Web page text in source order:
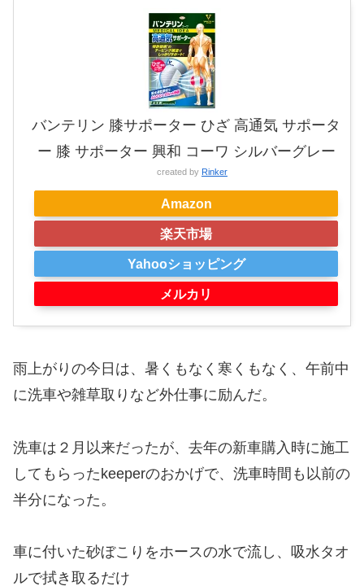
バンテリン 膝サポーター ひざ 高通気 サポータ
ー 膝 サポーター 興和 コーワ シルバーグレー
created by Rinker
Amazon
楽天市場
Yahooショッピング
メルカリ
雨上がりの今日は、暑くもなく寒くもなく、午前中
に洗車や雑草取りなど外仕事に励んだ。
洗車は２月以来だったが、去年の新車購入時に施工
してもらったkeeperのおかげで、洗車時間も以前の
半分になった。
車に付いた砂ぼこりをホースの水で流し、吸水タオ
ルで拭き取るだけ